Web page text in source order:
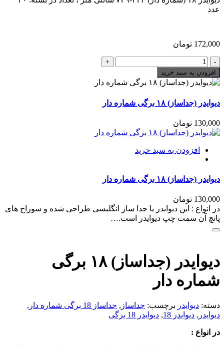
عدد
172,000 تومان
دیوایدر
(جداساز)
۱۸
برگی
تعداد
افزودن به سبد خرید
دیوایدر (جداساز) ۱۸ برگی شماره دار
130,000 تومان
افزودن به سبد خرید
دیوایدر (جداساز) ۱۸ برگی شماره دار
130,000 تومان
در انواع : این دیوایدر یا جدا ساز انگلیسی طراحی شده و سوراخ های
پانچ آن سمت چپ دیوایدر است.…
دیوایدر (جداساز) ۱۸ برگی
شماره دار
دسته: دیوایدر برچسب: جداساز , جداساز 18 برگی شماره دار
,
دیوایدر , دیوایدر 18 , دیوایدر 18 برگی
در انواع :